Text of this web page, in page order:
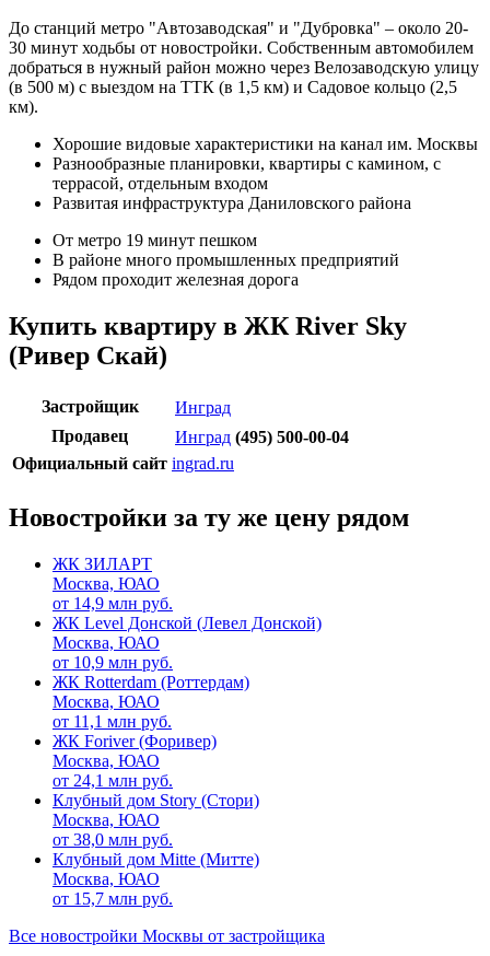
До станций метро "Автозаводская" и "Дубровка" – около 20-
30 минут ходьбы от новостройки. Собственным автомобилем
добраться в нужный район можно через Велозаводскую улицу
(в 500 м) с выездом на ТТК (в 1,5 км) и Садовое кольцо (2,5
км).
Хорошие видовые характеристики на канал им. Москвы
Разнообразные планировки, квартиры с камином, с
террасой, отдельным входом
Развитая инфраструктура Даниловского района
От метро 19 минут пешком
В районе много промышленных предприятий
Рядом проходит железная дорога
Купить квартиру в ЖК River Sky
(Ривер Скай)
Застройщик
Инград
Продавец
Инград (495) 500-00-04
Официальный сайт ingrad.ru
Новостройки за ту же цену рядом
ЖК ЗИЛАРТ
Москва, ЮАО
от 14,9 млн руб.
ЖК Level Донской (Левел Донской)
Москва, ЮАО
от 10,9 млн руб.
ЖК Rotterdam (Роттердам)
Москва, ЮАО
от 11,1 млн руб.
ЖК Foriver (Форивер)
Москва, ЮАО
от 24,1 млн руб.
Клубный дом Story (Стори)
Москва, ЮАО
от 38,0 млн руб.
Клубный дом Mitte (Митте)
Москва, ЮАО
от 15,7 млн руб.
Все новостройки Москвы от застройщика